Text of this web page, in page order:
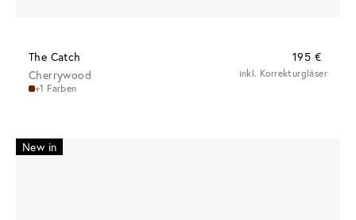
The Catch
195 €
Cherrywood
+1 Farben
inkl. Korrekturgläser
New in